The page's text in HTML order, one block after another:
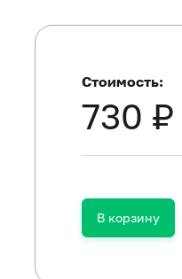
Стоимость:
730 ₽
В корзину